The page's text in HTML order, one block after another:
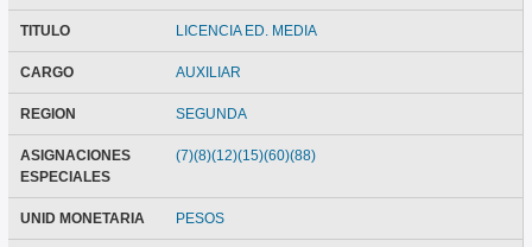
TITULO LICENCIA ED. MEDIA
CARGO AUXILIAR
REGION SEGUNDA
ASIGNACIONES
ESPECIALES
(7)(8)(12)(15)(60)(88)
UNID MONETARIA PESOS